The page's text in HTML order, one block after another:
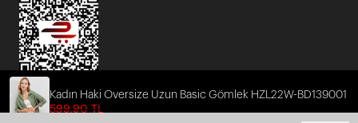
Kadın Haki Oversize Uzun Basic Gömlek HZL22W-BD139001
599,90 TL